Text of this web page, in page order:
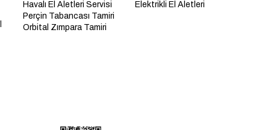
Havalı El Aletleri Servisi
Perçin Tabancası Tamiri
Orbital Zımpara Tamiri
Elektrikli El Aletleri